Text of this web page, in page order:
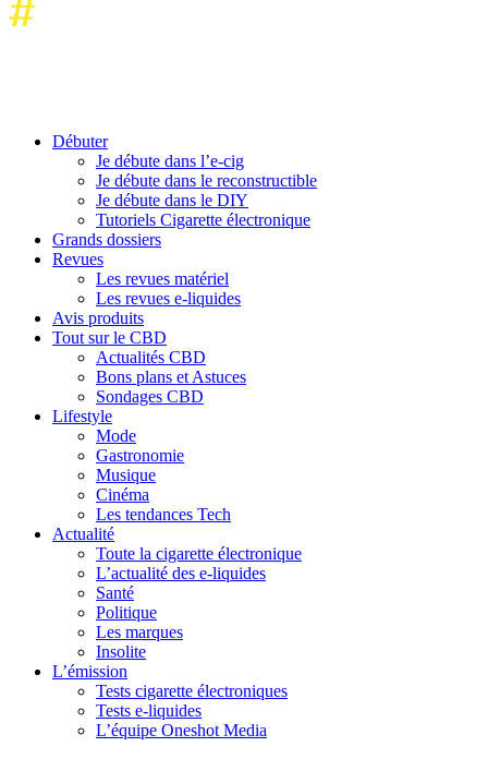
Débuter
Je débute dans l’e-cig
Je débute dans le reconstructible
Je débute dans le DIY
Tutoriels Cigarette électronique
Grands dossiers
Revues
Les revues matériel
Les revues e-liquides
Avis produits
Tout sur le CBD
Actualités CBD
Bons plans et Astuces
Sondages CBD
Lifestyle
Mode
Gastronomie
Musique
Cinéma
Les tendances Tech
Actualité
Toute la cigarette électronique
L’actualité des e-liquides
Santé
Politique
Les marques
Insolite
L’émission
Tests cigarette électroniques
Tests e-liquides
L’équipe Oneshot Media